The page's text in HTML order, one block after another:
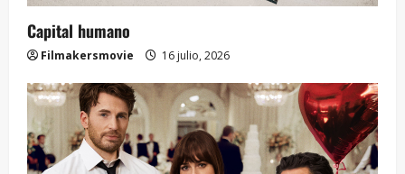
Capital humano
Filmakersmovie 16 julio, 2026